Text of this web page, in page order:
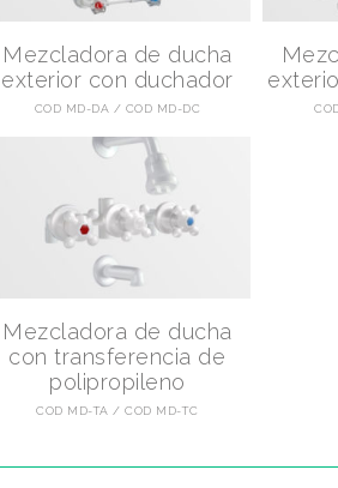
Mezcladora de ducha
exterior con duchador
COD MD-DA COD MD-DC
Mezcladora de ducha
con transferencia de
polipropileno
COD MD-TA COD MD-TC